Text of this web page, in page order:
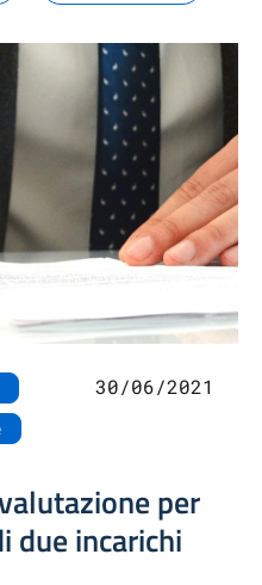
30/06/2021
per
due incarichi